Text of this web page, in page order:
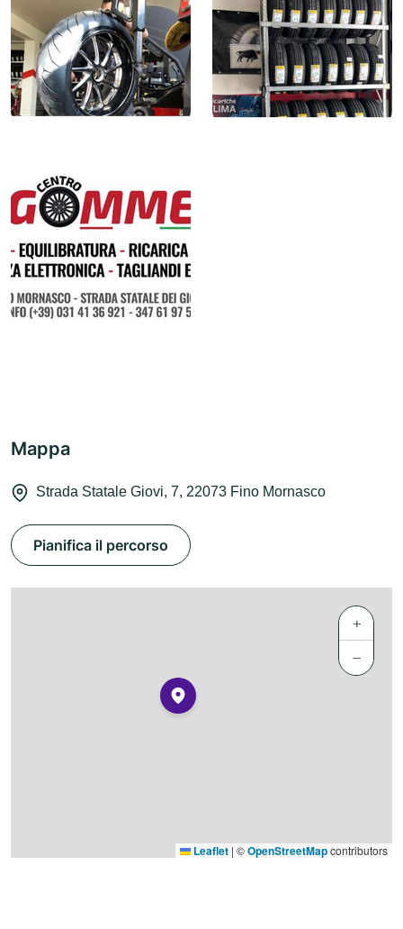
Mappa
Strada Statale Giovi, 7, 22073 Fino Mornasco
Pianifica il percorso
+
−
Leaflet | ©OpenStreetMapcontributors